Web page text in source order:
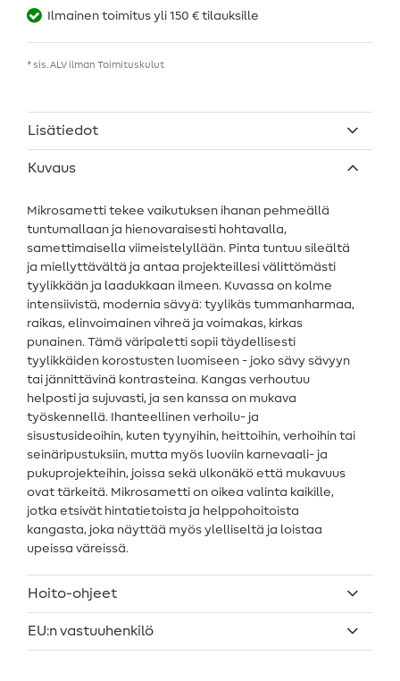
Ilmainen toimitus yli 150 € tilauksille
* sis. ALV ilman Toimituskulut
Lisätiedot
Kuvaus
Mikrosametti tekee vaikutuksen ihanan pehmeällä
tuntumallaan ja hienovaraisesti hohtavalla,
samettimaisella viimeistelyllään. Pinta tuntuu sileältä
ja miellyttävältä ja antaa projekteillesi välittömästi
tyylikkään ja laadukkaan ilmeen. Kuvassa on kolme
intensiivistä, modernia sävyä: tyylikäs tummanharmaa,
raikas, elinvoimainen vihreä ja voimakas, kirkas
punainen. Tämä väripaletti sopii täydellisesti
tyylikkäiden korostusten luomiseen - joko sävy sävyyn
tai jännittävinä kontrasteina. Kangas verhoutuu
helposti ja sujuvasti, ja sen kanssa on mukava
työskennellä. Ihanteellinen verhoilu- ja
sisustusideoihin, kuten tyynyihin, heittoihin, verhoihin tai
seinäripustuksiin, mutta myös luoviin karnevaali- ja
pukuprojekteihin, joissa sekä ulkonäkö että mukavuus
ovat tärkeitä. Mikrosametti on oikea valinta kaikille,
jotka etsivät hintatietoista ja helppohoitoista
kangasta, joka näyttää myös ylelliseltä ja loistaa
upeissa väreissä.
Hoito-ohjeet
EU:n vastuuhenkilö